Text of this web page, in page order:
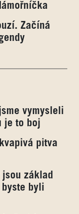
Začíná
jsme vymysleli
je to boj
pitva
jsou základ
byste byli